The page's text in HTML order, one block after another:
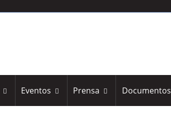
Eventos Prensa Documentos